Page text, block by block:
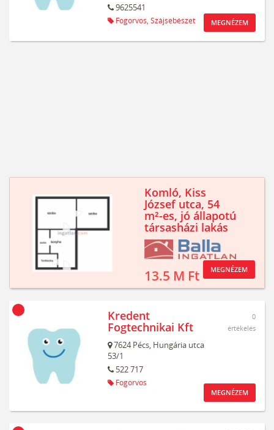
9625541
Fogorvos, Szájsebészet MEGNÉZEM
Komló, Kiss
József utca, 54
m²-es, jó állapotú
társasházi lakás
13.5 M Ft MEGNÉZEM
Kredent
Fogtechnikai Kft
7624 Pécs, Hungária utca
53/1
522 717
Fogorvos
0
értékelés
MEGNÉZEM